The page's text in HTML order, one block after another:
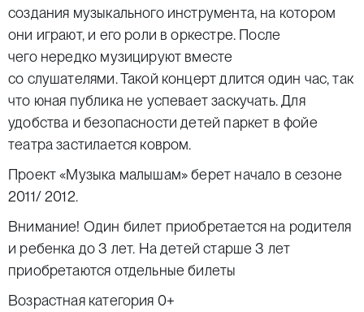
создания музыкального инструмента, на котором
они играют, и его роли в оркестре. После
чего нередко музицируют вместе
со слушателями. Такой концерт длится один час, так
что юная публика не успевает заскучать. Для
удобства и безопасности детей паркет в фойе
театра застилается ковром.
Проект «Музыка малышам» берет начало в сезоне
2011/ 2012.
Внимание! Один билет приобретается на родителя
и ребенка до 3 лет. На детей старше 3 лет
приобретаются отдельные билеты
Возрастная категория 0+